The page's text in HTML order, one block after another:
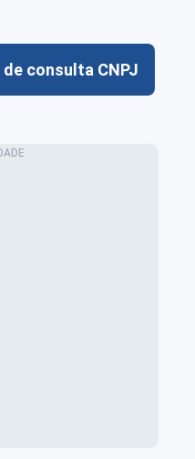
consulta CNPJ